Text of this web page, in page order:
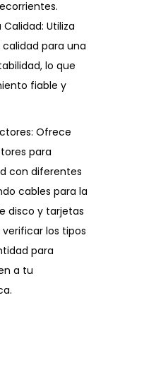
Utiliza
para una
lo que
fiable y
Ofrece
para
con diferentes
cables para la
disco y tarjetas
los tipos
para
a tu